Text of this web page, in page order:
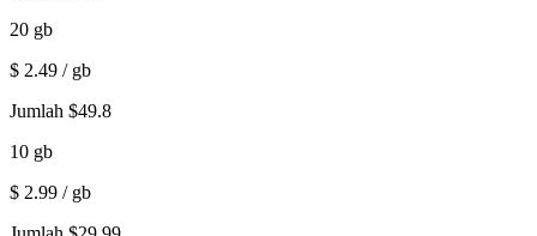
20 gb
$ 2.49 / gb
Jumlah $49.8
10 gb
$ 2.99 / gb